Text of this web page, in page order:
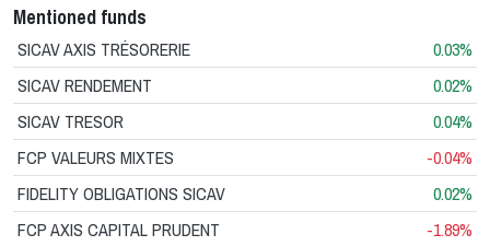
Mentioned funds
SICAV AXIS TRÉSORERIE
0.03%
SICAV RENDEMENT
0.02%
SICAV TRESOR
0.04%
FCP VALEURS MIXTES
-0.04%
FIDELITY OBLIGATIONS SICAV
0.02%
FCP AXIS CAPITAL PRUDENT
-1.89%